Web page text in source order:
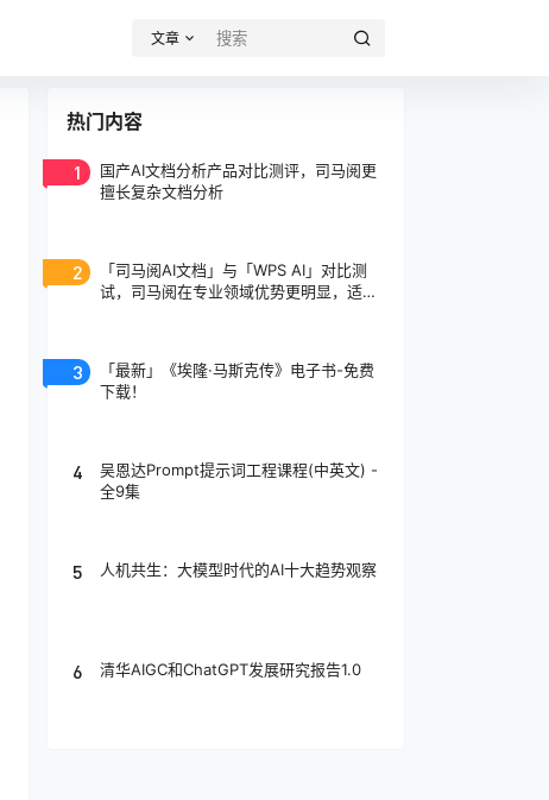
文章
热门内容
1
国产AI文档分析产品对比测评，司马阅更
擅长复杂文档分析
2
「司马阅AI文档」与「WPS AI」对比测
试，司马阅在专业领域优势更明显，适合
3
「最新」《埃隆·马斯克传》电子书-免费
下载！
4
吴恩达Prompt提示词工程课程(中英文) -
全9集
5 人机共生：大模型时代的AI十大趋势观察
6 清华AIGC和ChatGPT发展研究报告1.0